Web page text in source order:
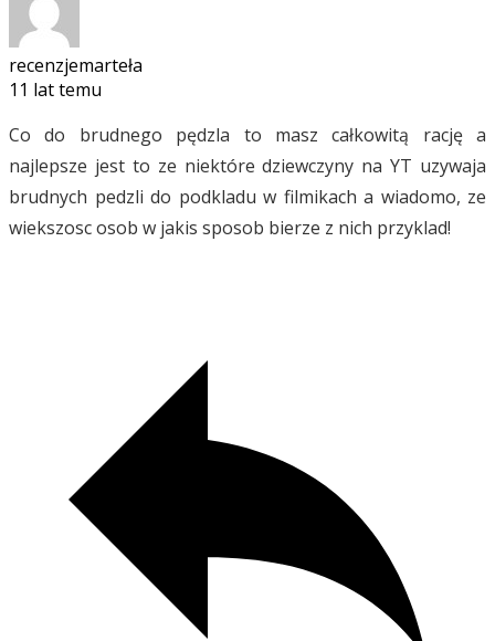
recenzjemarteła
11 lat temu
Co do brudnego pędzla to masz całkowitą rację a
najlepsze jest to ze niektóre dziewczyny na YT uzywaja
brudnych pedzli do podkladu w filmikach a wiadomo, ze
wiekszosc osob w jakis sposob bierze z nich przyklad!